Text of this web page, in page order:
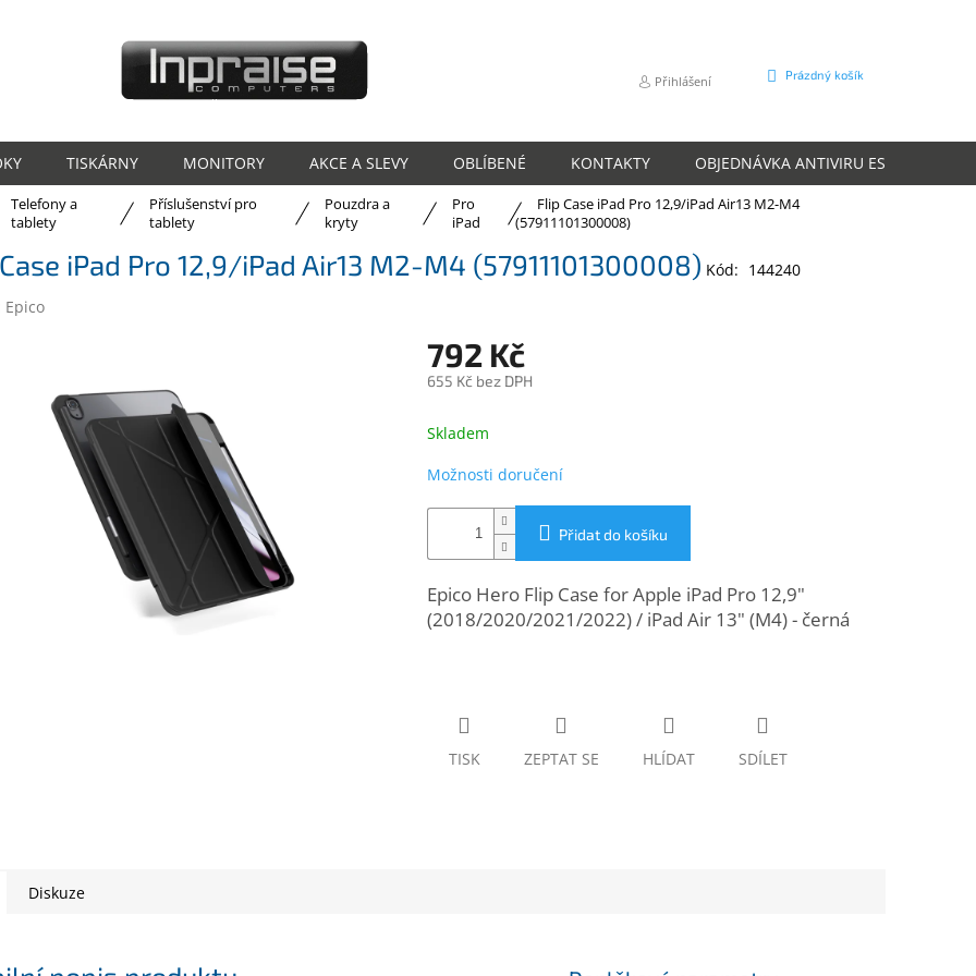
Přihlášení
NÁKUPNÍ
Prázdný košík
TISKÁRNY MONITORY AKCE A SLEVY OBLÍBENÉ KONTAKTY OBJEDNÁVKA ANTIVIRU ESET
Telefony a
tablety
Příslušenství pro
tablety
Pouzdra a
kryty
Pro
iPad
Flip Case iPad Pro 12,9/iPad Air13 M2-M4
(57911101300008)
iPad Pro 12,9/iPad Air13 M2-M4 (57911101300008) Kód: 144240
Epico
792 Kč
655 Kč bez DPH
cena:
Skladem
Možnosti doručení
Přidat do košíku
Epico Hero Flip Case for Apple iPad Pro 12,9"
(2018/2020/2021/2022) / iPad Air 13" (M4) - černá
TISK ZEPTAT SE HLÍDAT SDÍLET
Diskuze